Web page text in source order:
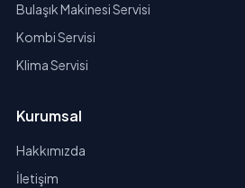
Bulaşık Makinesi Servisi
Kombi Servisi
Klima Servisi
Kurumsal
Hakkımızda
İletişim